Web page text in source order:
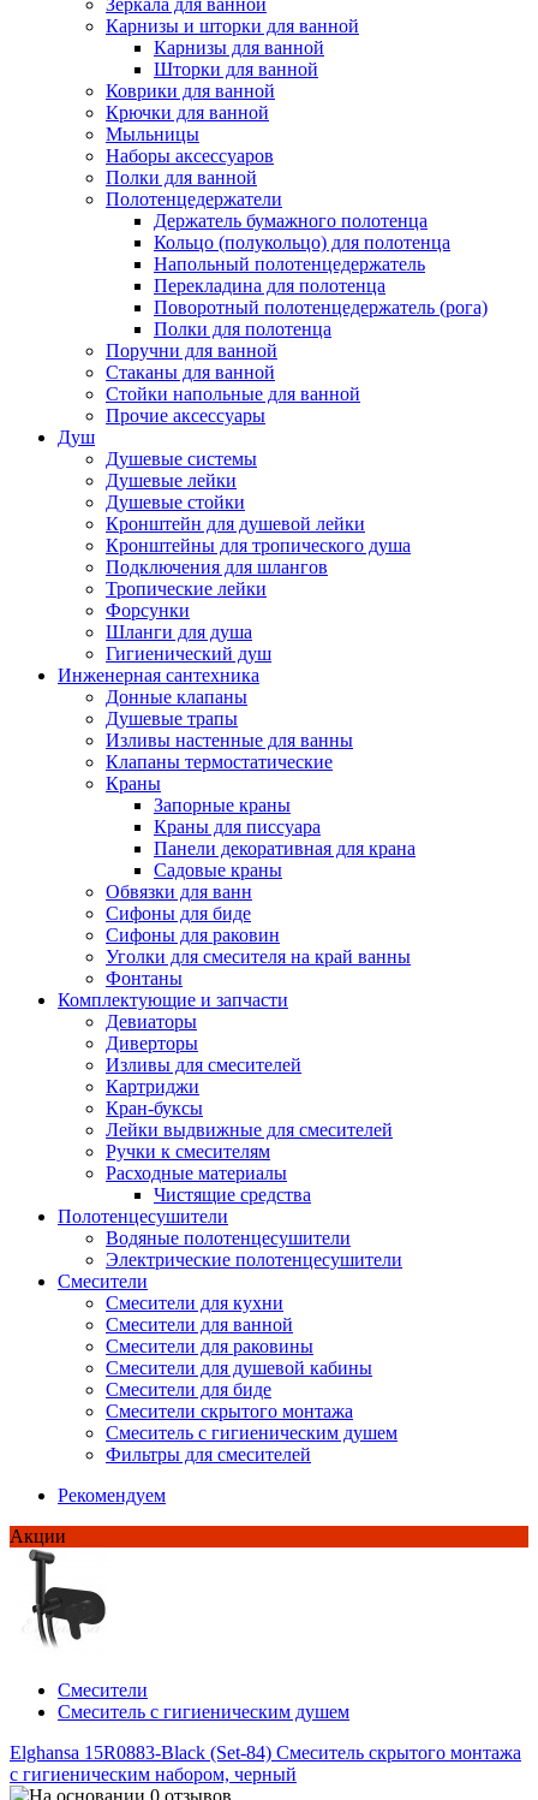
Карнизы и шторки для ванной
Карнизы для ванной
Шторки для ванной
Коврики для ванной
Крючки для ванной
Мыльницы
Наборы аксессуаров
Полки для ванной
Полотенцедержатели
Держатель бумажного полотенца
Кольцо (полукольцо) для полотенца
Напольный полотенцедержатель
Перекладина для полотенца
Поворотный полотенцедержатель (рога)
Полки для полотенца
Поручни для ванной
Стаканы для ванной
Стойки напольные для ванной
Прочие аксессуары
Душ
Душевые системы
Душевые лейки
Душевые стойки
Кронштейн для душевой лейки
Кронштейны для тропического душа
Подключения для шлангов
Тропические лейки
Форсунки
Шланги для душа
Гигиенический душ
Инженерная сантехника
Донные клапаны
Душевые трапы
Изливы настенные для ванны
Клапаны термостатические
Краны
Запорные краны
Краны для писсуара
Панели декоративная для крана
Садовые краны
Обвязки для ванн
Сифоны для биде
Сифоны для раковин
Уголки для смесителя на край ванны
Фонтаны
Комплектующие и запчасти
Девиаторы
Диверторы
Изливы для смесителей
Картриджи
Кран-буксы
Лейки выдвижные для смесителей
Ручки к смесителям
Расходные материалы
Чистящие средства
Полотенцесушители
Водяные полотенцесушители
Электрические полотенцесушители
Смесители
Смесители для кухни
Смесители для ванной
Смесители для раковины
Смесители для душевой кабины
Смесители для биде
Смесители скрытого монтажа
Смеситель с гигиеническим душем
Фильтры для смесителей
Рекомендуем
Акции
Смесители
Смеситель с гигиеническим душем
Elghansa 15R0883-Black (Set-84) Смеситель скрытого монтажа
с гигиеническим набором, черный